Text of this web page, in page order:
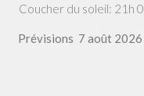
Coucher du soleil: 21h
Prévisions 7 août 2026